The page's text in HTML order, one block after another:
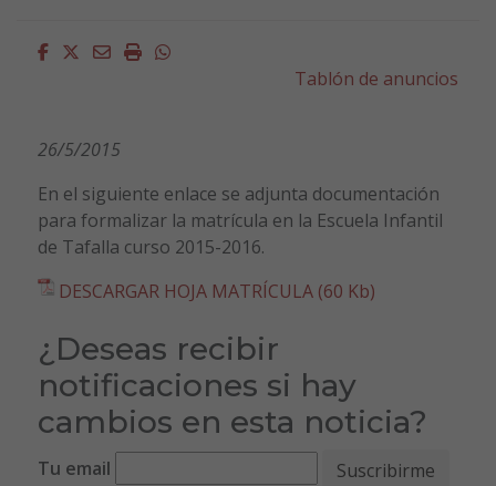
Facebook
Twitter
EmailImprimirWhatsapp
Tablón de anuncios
26/5/2015
En el siguiente enlace se adjunta documentación
para formalizar la matrícula en la Escuela Infantil
de Tafalla curso 2015-2016.
DESCARGAR HOJA MATRÍCULA (60 Kb)
¿Deseas recibir
notificaciones si hay
cambios en esta noticia?
Tu email